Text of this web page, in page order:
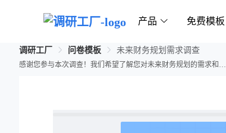
产品 免费模板
调研工厂 问卷模板 未来财务规划需求调查
感谢您参与本次调查！我们希望了解您对未来财务规划的需求和看法，为提供更好的金融服务做准备。